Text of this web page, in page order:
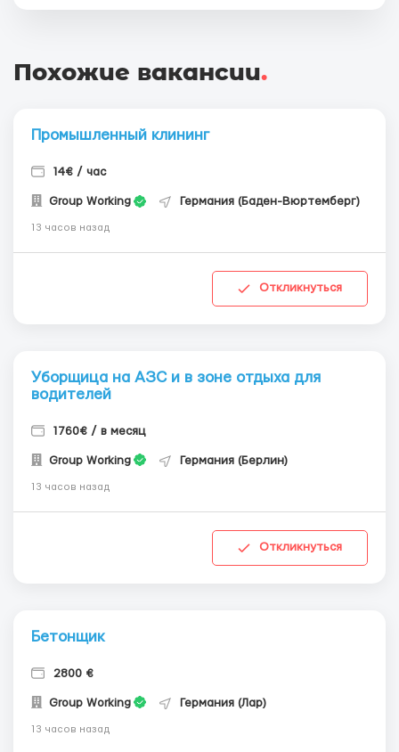
Похожие вакансии.
Промышленный клининг
14€ / час
Group Working Германия (Баден-Вюртемберг)
13 часов назад
Откликнуться
Уборщица на АЗС и в зоне отдыха для
водителей
1760€ / в месяц
Group Working Германия (Берлин)
13 часов назад
Откликнуться
Бетонщик
2800 €
Group Working Германия (Лар)
13 часов назад